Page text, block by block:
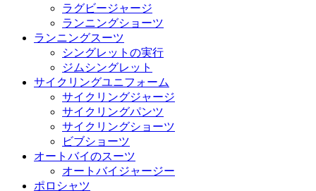
ラグビージャージ
ランニングショーツ
ランニングスーツ
シングレットの実行
ジムシングレット
サイクリングユニフォーム
サイクリングジャージ
サイクリングパンツ
サイクリングショーツ
ビブショーツ
オートバイのスーツ
オートバイジャージー
ポロシャツ